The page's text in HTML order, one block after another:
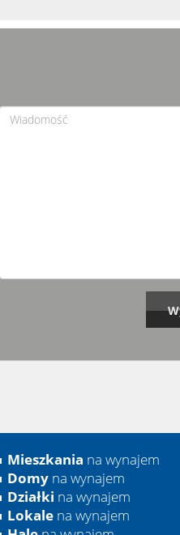
Mieszkania na wynajem
Domy na wynajem
Działki na wynajem
Lokale na wynajem